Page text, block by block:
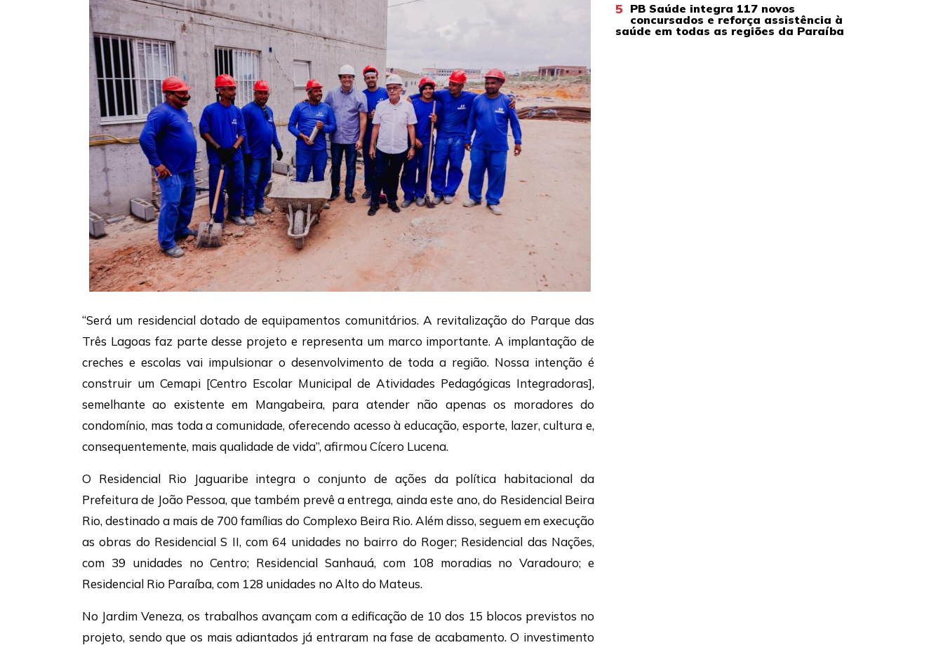
“Será um residencial dotado de equipamentos comunitários. A revitalização do Parque das
Três Lagoas faz parte desse projeto e representa um marco importante. A implantação de
creches e escolas vai impulsionar o desenvolvimento de toda a região. Nossa intenção é
construir um Cemapi [Centro Escolar Municipal de Atividades Pedagógicas Integradoras],
semelhante ao existente em Mangabeira, para atender não apenas os moradores do
condomínio, mas toda a comunidade, oferecendo acesso à educação, esporte, lazer, cultura e,
consequentemente, mais qualidade de vida”, afirmou Cícero Lucena.
O Residencial Rio Jaguaribe integra o conjunto de ações da política habitacional da
Prefeitura de João Pessoa, que também prevê a entrega, ainda este ano, do Residencial Beira
Rio, destinado a mais de 700 famílias do Complexo Beira Rio. Além disso, seguem em execução
as obras do Residencial S II, com 64 unidades no bairro do Roger; Residencial das Nações,
com 39 unidades no Centro; Residencial Sanhauá, com 108 moradias no Varadouro; e
Residencial Rio Paraíba, com 128 unidades no Alto do Mateus.
No Jardim Veneza, os trabalhos avançam com a edificação de 10 dos 15 blocos previstos no
projeto, sendo que os mais adiantados já entraram na fase de acabamento. O investimento
5 PB Saúde integra 117 novos
concursados e reforça assistência à
saúde em todas as regiões da Paraíba